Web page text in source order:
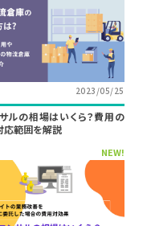
2023/05/25
ルの相場はいくら？費用の
応範囲を解説
NEW!